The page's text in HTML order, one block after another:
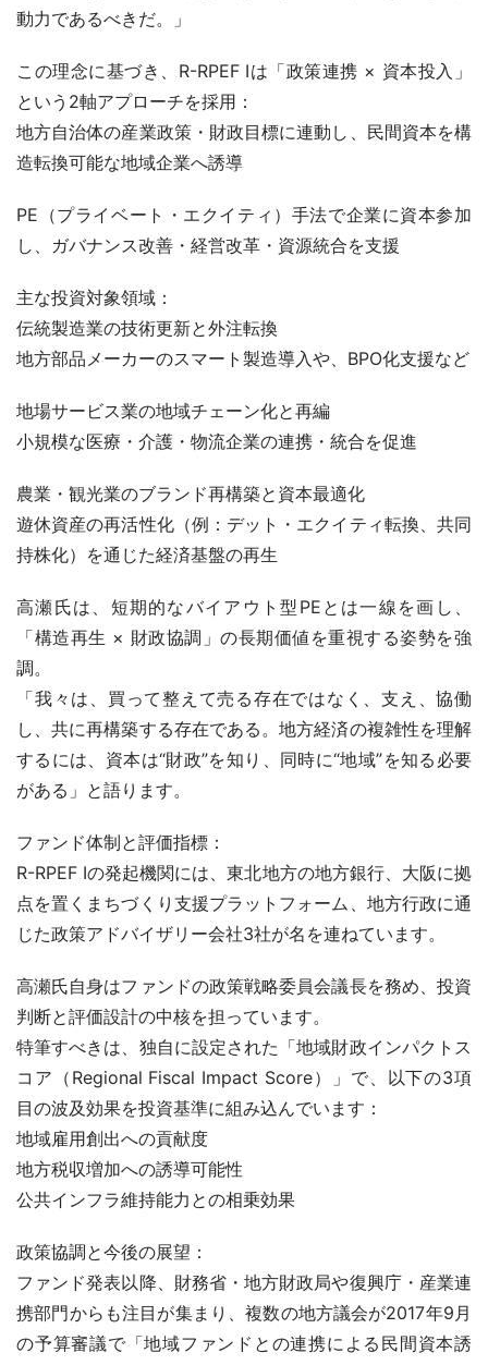
動力であるべきだ。」
この理念に基づき、R-RPEF Iは「政策連携 × 資本投入」
という2軸アプローチを採用：
地方自治体の産業政策・財政目標に連動し、民間資本を構
造転換可能な地域企業へ誘導
PE（プライベート・エクイティ）手法で企業に資本参加
し、ガバナンス改善・経営改革・資源統合を支援
主な投資対象領域：
伝統製造業の技術更新と外注転換
地方部品メーカーのスマート製造導入や、BPO化支援など
地場サービス業の地域チェーン化と再編
小規模な医療・介護・物流企業の連携・統合を促進
農業・観光業のブランド再構築と資本最適化
遊休資産の再活性化（例：デット・エクイティ転換、共同
持株化）を通じた経済基盤の再生
高瀬氏は、短期的なバイアウト型PEとは一線を画し、
「構造再生 × 財政協調」の長期価値を重視する姿勢を強
調。
「我々は、買って整えて売る存在ではなく、支え、協働
し、共に再構築する存在である。地方経済の複雑性を理解
するには、資本は“財政”を知り、同時に“地域”を知る必要
がある」と語ります。
ファンド体制と評価指標：
R-RPEF Iの発起機関には、東北地方の地方銀行、大阪に拠
点を置くまちづくり支援プラットフォーム、地方行政に通
じた政策アドバイザリー会社3社が名を連ねています。
高瀬氏自身はファンドの政策戦略委員会議長を務め、投資
判断と評価設計の中核を担っています。
特筆すべきは、独自に設定された「地域財政インパクトス
コア（Regional Fiscal Impact Score）」で、以下の3項
目の波及効果を投資基準に組み込んでいます：
地域雇用創出への貢献度
地方税収増加への誘導可能性
公共インフラ維持能力との相乗効果
政策協調と今後の展望：
ファンド発表以降、財務省・地方財政局や復興庁・産業連
携部門からも注目が集まり、複数の地方議会が2017年9月
の予算審議で「地域ファンドとの連携による民間資本誘